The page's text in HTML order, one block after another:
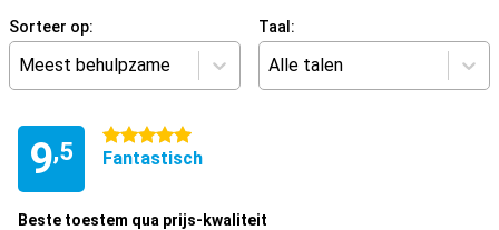
Sorteer op:
Meest behulpzame
Taal:
Alle talen
9,5
5 sterren
Fantastisch
Beste toestem qua prijs-kwaliteit